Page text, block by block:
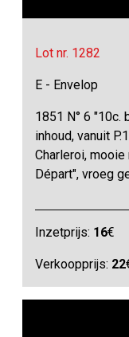
Lot nr. 1282
E - Envelop
1851 N° 6 "10c.
inhoud, vanuit
Charleroi,
Départ", vroeg
Inzetprijs: 16€
Verkoopprijs: 22